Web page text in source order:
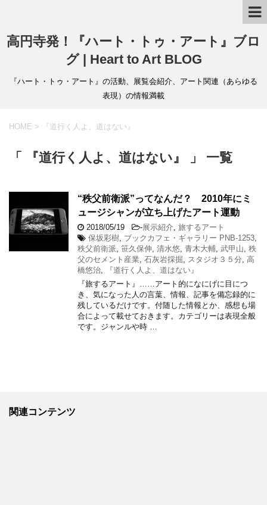
高円寺発！『ハート・トゥ・アート』ブロ
グ | Heart to Art BLOG
『ハート・トゥ・アート』の活動、展覧会紹介、アート関連（あらゆる
表現）の情報満載
HOME > 『道行く人よ、道はない』
「 『道行く人よ、道はない』 」 一覧
“秩父前衛派”ってなんだ？ 2010年にミ
ュージシャンが立ち上げたアート運動
2018/05/19 -展示紹介 旅するアート
保坂彩樹 ブックカフェ・ギャラリー PNB-1253
秩父前衛派 笹久保伸 清水悠 青木大輔 武甲山 秩
父のセメント産業 石灰岩採掘 スタジオ３５分 高
橋悠治
『道行く人よ、道はない』
『旅するアート』……アート的になにげに目につ
き、気になった人の言葉、情報、記事を備忘録的に
残しているだけです。付随した情報とか、感想も場
合によって載せておきます。カテゴリーは表現全般
です。ジャンルや時 …
関連コンテンツ